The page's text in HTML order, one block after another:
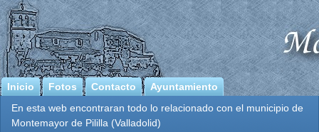
Inicio Fotos Contacto
Ayuntamiento
En esta web encontraran todo lo relacionado con el municipio de
Montemayor de Pililla (Valladolid)